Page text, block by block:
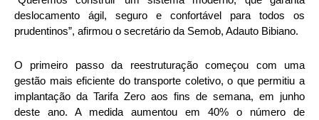
deslocamento ágil, seguro e confortável para todos os
prudentinos”, afirmou o secretário da Semob, Adauto Bibiano.
O primeiro passo da reestruturação começou com uma
gestão mais eficiente do transporte coletivo, o que permitiu a
implantação da Tarifa Zero aos fins de semana, em junho
deste ano. A medida aumentou em 40% o número de